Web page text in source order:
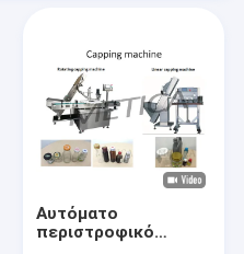
Αυτόματο
περιστροφικό